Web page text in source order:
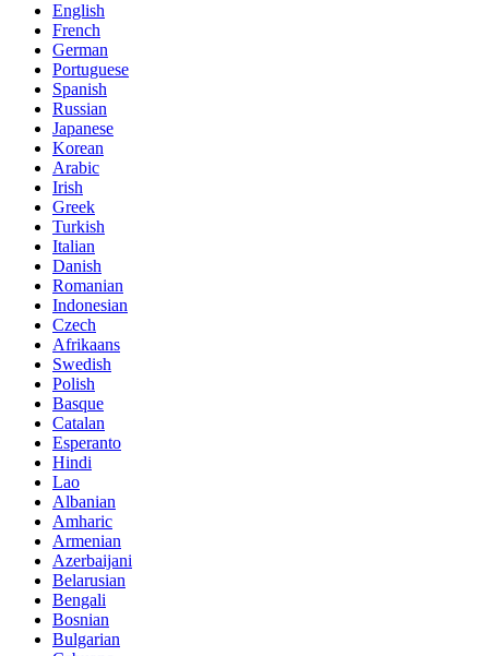
English
French
German
Portuguese
Spanish
Russian
Japanese
Korean
Arabic
Irish
Greek
Turkish
Italian
Danish
Romanian
Indonesian
Czech
Afrikaans
Swedish
Polish
Basque
Catalan
Esperanto
Hindi
Lao
Albanian
Amharic
Armenian
Azerbaijani
Belarusian
Bengali
Bosnian
Bulgarian